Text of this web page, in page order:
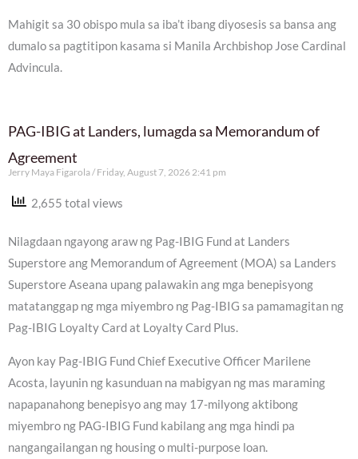
Mahigit sa 30 obispo mula sa iba’t ibang diyosesis sa bansa ang
dumalo sa pagtitipon kasama si Manila Archbishop Jose Cardinal
Advincula.
PAG-IBIG at Landers, lumagda sa Memorandum of
Agreement
Jerry Maya Figarola Friday, August 7, 2026 2:41 pm
2,655 total views
Nilagdaan ngayong araw ng Pag-IBIG Fund at Landers
Superstore ang Memorandum of Agreement (MOA) sa Landers
Superstore Aseana upang palawakin ang mga benepisyong
matatanggap ng mga miyembro ng Pag-IBIG sa pamamagitan ng
Pag-IBIG Loyalty Card at Loyalty Card Plus.
Ayon kay Pag-IBIG Fund Chief Executive Officer Marilene
Acosta, layunin ng kasunduan na mabigyan ng mas maraming
napapanahong benepisyo ang may 17-milyong aktibong
miyembro ng PAG-IBIG Fund kabilang ang mga hindi pa
nangangailangan ng housing o multi-purpose loan.